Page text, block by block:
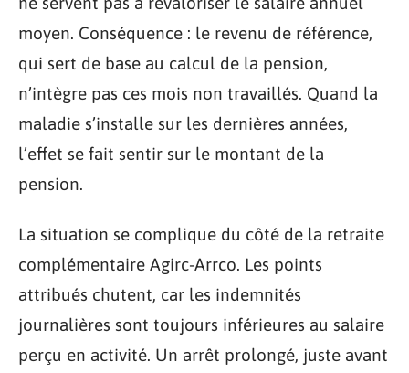
moyen. Conséquence : le revenu de référence,
qui sert de base au calcul de la pension,
n’intègre pas ces mois non travaillés. Quand la
maladie s’installe sur les dernières années,
l’effet se fait sentir sur le montant de la
pension.
La situation se complique du côté de la retraite
complémentaire Agirc-Arrco. Les points
attribués chutent, car les indemnités
journalières sont toujours inférieures au salaire
perçu en activité. Un arrêt prolongé, juste avant